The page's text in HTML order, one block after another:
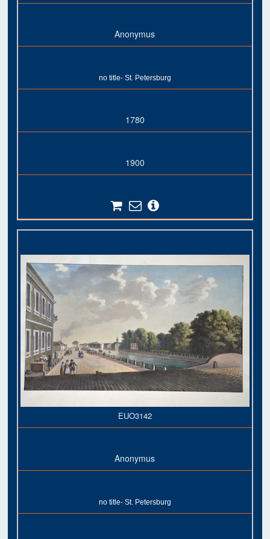
Anonymus
no title- St. Petersburg
1780
1900
EUO3142
Anonymus
no title- St. Petersburg